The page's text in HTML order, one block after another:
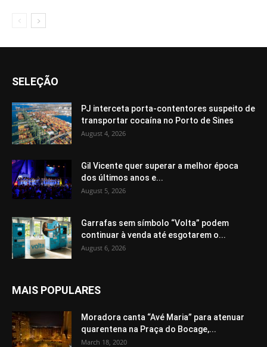
SELEÇÃO
PJ interceta porta-contentores suspeito de
transportar cocaína no Porto de Sines
August 4, 2026
Gil Vicente quer superar a melhor época
dos últimos anos e...
August 5, 2026
Garrafas sem símbolo “Volta” podem
continuar à venda até esgotarem o...
August 6, 2026
MAIS POPULARES
Moradora canta “Avé Maria” para atenuar
quarentena na Praça do Bocage,...
March 18, 2020